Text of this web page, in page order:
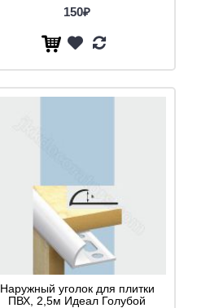
150₽
Наружный уголок для плитки
ПВХ, 2,5м Идеал Голубой